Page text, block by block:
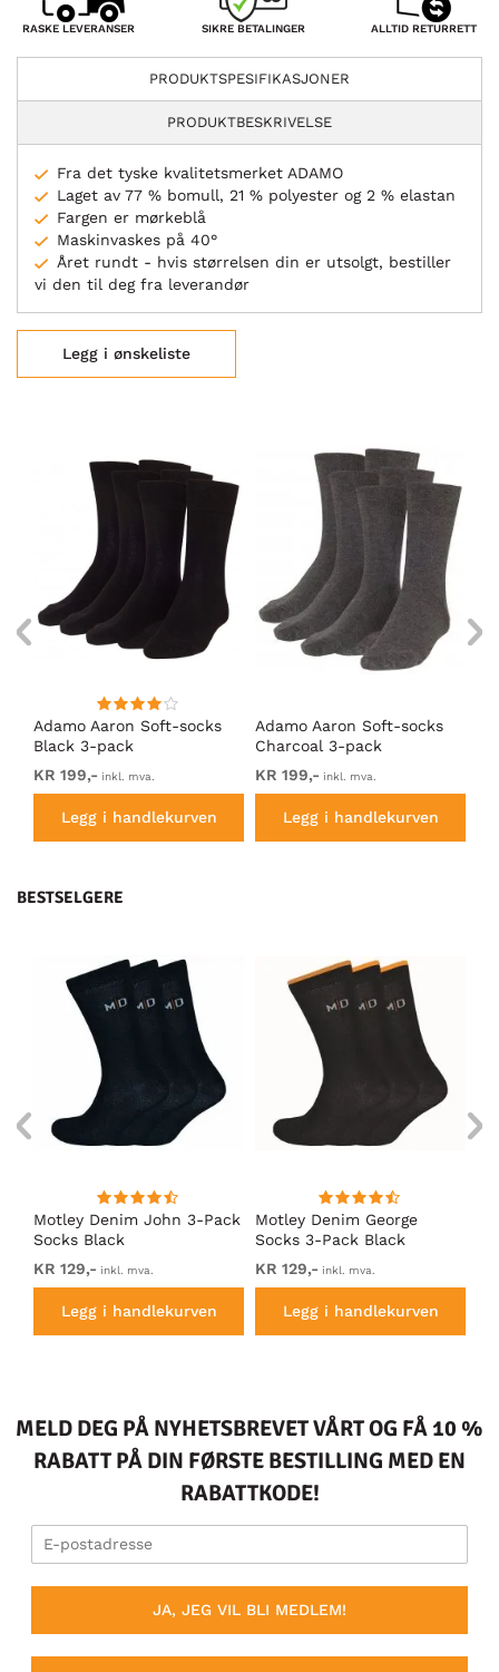
RASKE LEVERANSER SIKRE BETALINGER ALLTID RETURRETT
PRODUKTSPESIFIKASJONER
PRODUKTBESKRIVELSE
Fra det tyske kvalitetsmerket ADAMO
Laget av 77 % bomull, 21 % polyester og 2 % elastan
Fargen er mørkeblå
Maskinvaskes på 40°
Året rundt - hvis størrelsen din er utsolgt, bestiller
vi den til deg fra leverandør
Legg i ønskeliste
Adamo Aaron Soft-socks
Black 3-pack
KR 199,- inkl. mva.
Legg i handlekurven
Adamo Aaron Soft-socks
Charcoal 3-pack
KR 199,- inkl. mva.
Legg i handlekurven
BESTSELGERE
Motley Denim John 3-Pack
Socks Black
KR 129,- inkl. mva.
Legg i handlekurven
Motley Denim George
Socks 3-Pack Black
KR 129,- inkl. mva.
Legg i handlekurven
MELD DEG PÅ NYHETSBREVET VÅRT OG FÅ 10 %
RABATT PÅ DIN FØRSTE BESTILLING MED EN
RABATTKODE!
JA, JEG VIL BLI MEDLEM!